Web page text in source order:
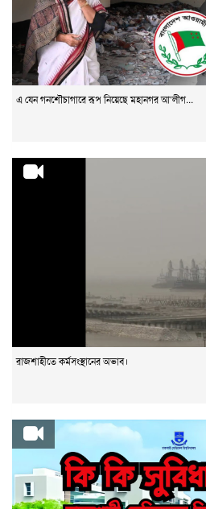
এ যেন গনশৌচাগারে রূপ নিয়েছে মহানগর আ‘লীগ...
রাজশাহীতে কর্মসংস্থানের অভাব।